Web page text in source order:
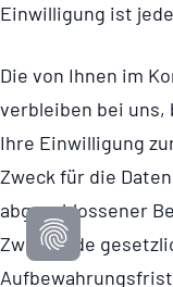
Einwilligung ist
Die von Ihnen im
verbleiben bei uns,
Ihre Einwilligung
Zweck für die
abge­schlos­sener
Zwingende